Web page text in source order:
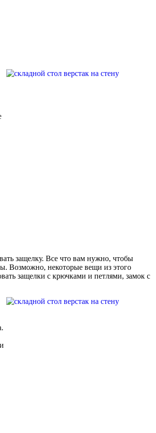
защелку. Все что вам нужно, чтобы
Возможно, некоторые вещи из этого
защелки с крючками и петлями, замок с